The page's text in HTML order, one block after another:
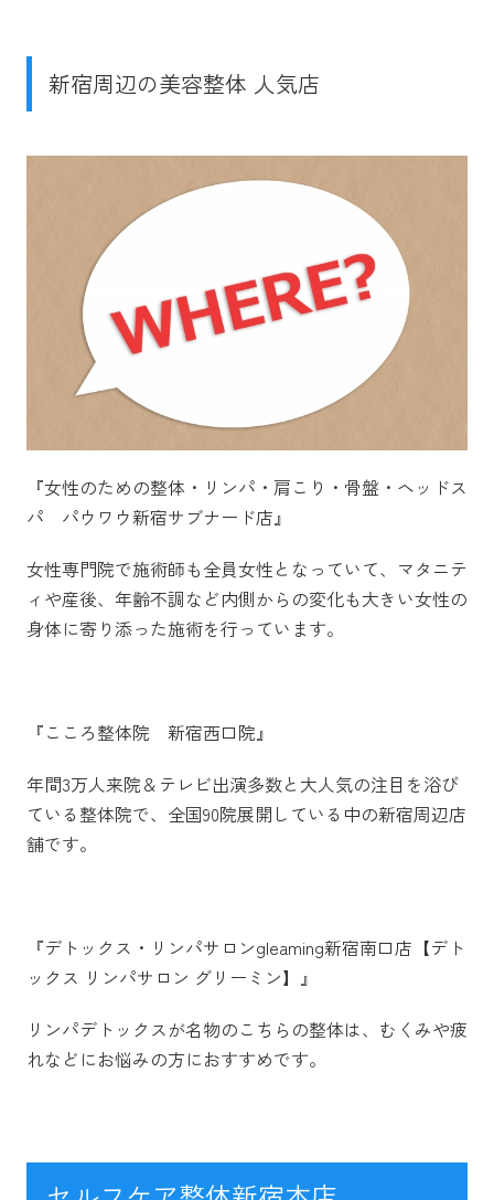
新宿周辺の美容整体 人気店
『女性のための整体・リンパ・肩こり・骨盤・ヘッドス
パ パウワウ新宿サブナード店』
女性専門院で施術師も全員女性となっていて、マタニテ
ィや産後、年齢不調など内側からの変化も大きい女性の
身体に寄り添った施術を行っています。
『こころ整体院 新宿西口院』
年間3万人来院＆テレビ出演多数と大人気の注目を浴び
ている整体院で、全国90院展開している中の新宿周辺店
舗です。
『デトックス・リンパサロンgleaming新宿南口店【デト
ックス リンパサロン グリーミン】』
リンパデトックスが名物のこちらの整体は、むくみや疲
れなどにお悩みの方におすすめです。